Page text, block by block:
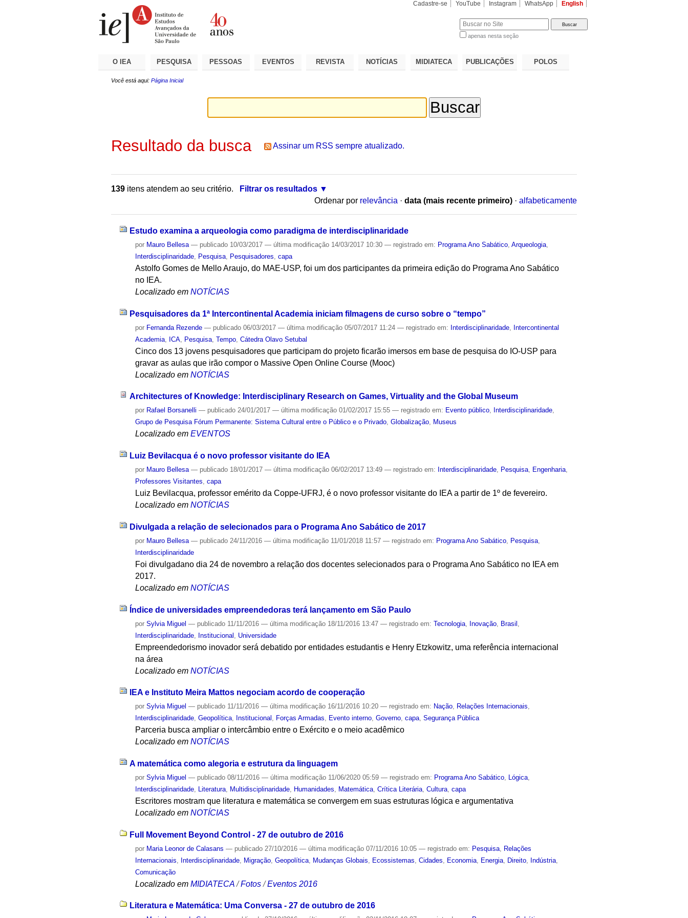
Cadastre-se YouTube Instagram WhatsApp English
apenas nesta seção
O IEA PESQUISA PESSOAS EVENTOS REVISTA NOTÍCIAS MIDIATECA PUBLICAÇÕES POLOS
Você está aqui: Página Inicial
Resultado da busca Assinar um RSS sempre atualizado.
139 itens atendem ao seu critério.
Filtrar os resultados
Ordenar por relevância · data (mais recente primeiro) · alfabeticamente
Estudo examina a arqueologia como paradigma de interdisciplinaridade
por Mauro Bellesa — publicado 10/03/2017— última modificação 14/03/2017 10:30— registrado em: Programa Ano Sabático ,Arqueologia
Interdisciplinaridade
Pesquisa Pesquisadores ,capa
Astolfo Gomes de Mello Araujo, do MAE-USP, foi um dos participantes da primeira edição do Programa Ano Sabático
no IEA.
Localizado em NOTÍCIAS
Pesquisadores da 1ª Intercontinental Academia iniciam filmagens de curso sobre o “tempo”
por Fernanda Rezende — publicado 06/03/2017— última modificação 05/07/2017 11:24— registrado em: Interdisciplinaridade Intercontinental
Academia ICA Pesquisa ,Tempo ,Cátedra Olavo Setubal
Cinco dos 13 jovens pesquisadores que participam do projeto ficarão imersos em base de pesquisa do IO-USP para
gravar as aulas que irão compor o Massive Open Online Course (Mooc)
Localizado em NOTÍCIAS
Architectures of Knowledge: Interdisciplinary Research on Games, Virtuality and the Global Museum
por Rafael Borsanelli — publicado 24/01/2017— última modificação 01/02/2017 15:55— registrado em: Evento público, Interdisciplinaridade,
Grupo de Pesquisa Fórum Permanente: Sistema Cultural entre o Público e o Privado,Globalização, Museus
Localizado em EVENTOS
Luiz Bevilacqua é o novo professor visitante do IEA
por Mauro Bellesa — publicado 18/01/2017— última modificação 06/02/2017 13:49— registrado em: Interdisciplinaridade, Pesquisa, Engenharia,
Professores Visitantes,capa
Luiz Bevilacqua, professor emérito da Coppe-UFRJ, é o novo professor visitante do IEA a partir de 1º de fevereiro.
Localizado em NOTÍCIAS
Divulgada a relação de selecionados para o Programa Ano Sabático de 2017
por Mauro Bellesa — publicado 24/11/2016— última modificação 11/01/2018 11:57— registrado em: Programa Ano Sabático Pesquisa
Interdisciplinaridade
Foi divulgadano dia 24 de novembro a relação dos docentes selecionados para o Programa Ano Sabático no IEA em
2017.
Localizado em NOTÍCIAS
Índice de universidades empreendedoras terá lançamento em São Paulo
porSylvia Miguel — publicado 11/11/2016— última modificação 18/11/2016 13:47— registrado em:Tecnologia Inovação Brasil
Interdisciplinaridade Institucional Universidade
Empreendedorismo inovador será debatido por entidades estudantis e Henry Etzkowitz, uma referência internacional
na área
Localizado em NOTÍCIAS
IEA e Instituto Meira Mattos negociam acordo de cooperação
porSylvia Miguel — publicado 11/11/2016— última modificação 16/11/2016 10:20— registrado em: Nação, Relações Internacionais,
Interdisciplinaridade,Geopolítica, Institucional , Forças Armadas, Evento interno,Governo,capa,Segurança Pública
Parceria busca ampliar o intercâmbio entre o Exército e o meio acadêmico
Localizado em NOTÍCIAS
A matemática como alegoria e estrutura da linguagem
porSylvia Miguel — publicado 08/11/2016— última modificação 11/06/2020 05:59— registrado em: Programa Ano Sabático Lógica
Interdisciplinaridade
Literatura Multidisciplinaridade Humanidades Matemática ,Crítica Literária ,Cultura ,capa
Escritores mostram que literatura e matemática se convergem em suas estruturas lógica e argumentativa
Localizado em NOTÍCIAS
Full Movement Beyond Control - 27 de outubro de 2016
por Maria Leonor de Calasans — publicado 27/10/2016— última modificação 07/11/2016 10:05— registrado em: Pesquisa Relações
Internacionais
Interdisciplinaridade Migração ,Geopolítica Mudanças Globais Ecossistemas ,Cidades Economia Energia Direito Indústria
Comunicação
Localizado em MIDIATECA /Fotos /Eventos 2016
Literatura e Matemática: Uma Conversa - 27 de outubro de 2016